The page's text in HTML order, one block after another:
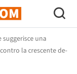
suggerisce una
la crescente de-